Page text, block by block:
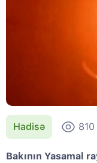
Hadisə 810
Bakının Yasamal